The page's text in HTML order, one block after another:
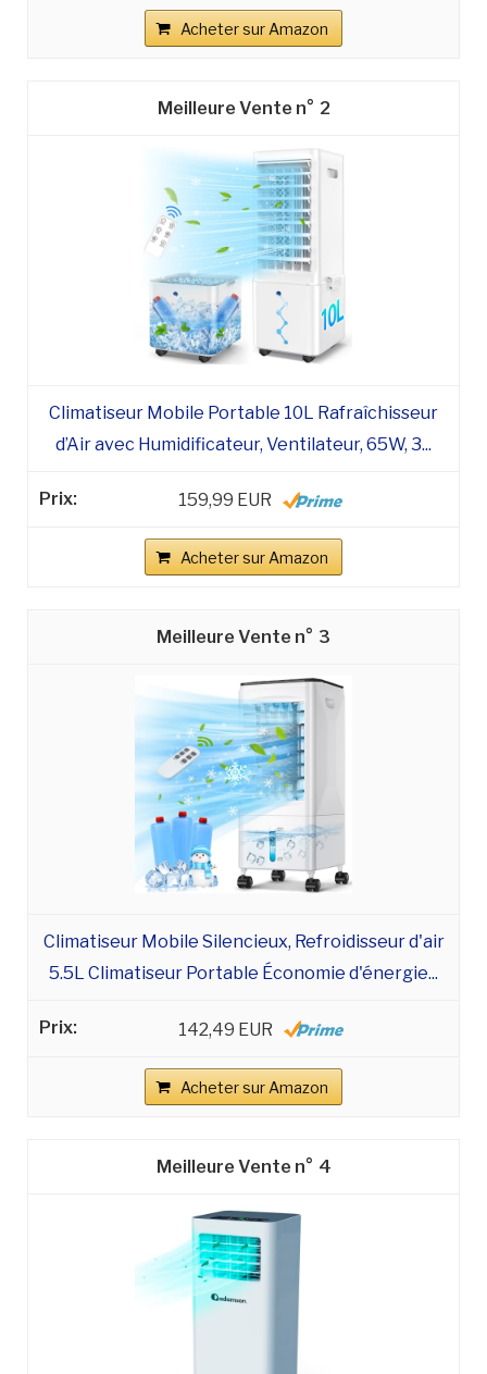
Acheter sur Amazon
2
Climatiseur Mobile Portable 10L Rafraîchisseur
d’Air avec Humidificateur, Ventilateur, 65W, 3...
159,99 EUR
Acheter sur Amazon
3
Climatiseur Mobile Silencieux, Refroidisseur d'air
5.5L Climatiseur Portable Économie d'énergie...
142,49 EUR
Acheter sur Amazon
4